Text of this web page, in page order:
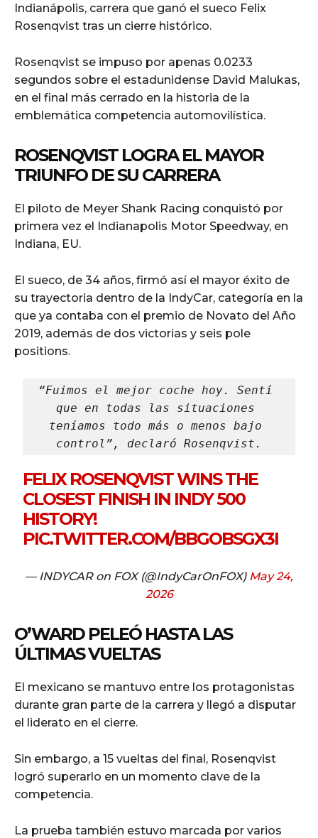
Indianápolis, carrera que ganó el sueco Felix
Rosenqvist tras un cierre histórico.
Rosenqvist se impuso por apenas 0.0233
segundos sobre el estadunidense David Malukas,
en el final más cerrado en la historia de la
emblemática competencia automovilística.
ROSENQVIST LOGRA EL MAYOR
TRIUNFO DE SU CARRERA
El piloto de Meyer Shank Racing conquistó por
primera vez el Indianapolis Motor Speedway, en
Indiana, EU.
El sueco, de 34 años, firmó así el mayor éxito de
su trayectoria dentro de la IndyCar, categoría en la
que ya contaba con el premio de Novato del Año
2019, además de dos victorias y seis pole
positions.
“Fuimos el mejor coche hoy. Sentí
que en todas las situaciones
teníamos todo más o menos bajo
control”, declaró Rosenqvist.
FELIX ROSENQVIST WINS THE
CLOSEST FINISH IN INDY 500
HISTORY!
PIC.TWITTER.COM/BBGOBSGX3I
— INDYCAR on FOX (@IndyCarOnFOX) May 24,
2026
O’WARD PELEÓ HASTA LAS
ÚLTIMAS VUELTAS
El mexicano se mantuvo entre los protagonistas
durante gran parte de la carrera y llegó a disputar
el liderato en el cierre.
Sin embargo, a 15 vueltas del final, Rosenqvist
logró superarlo en un momento clave de la
competencia.
La prueba también estuvo marcada por varios